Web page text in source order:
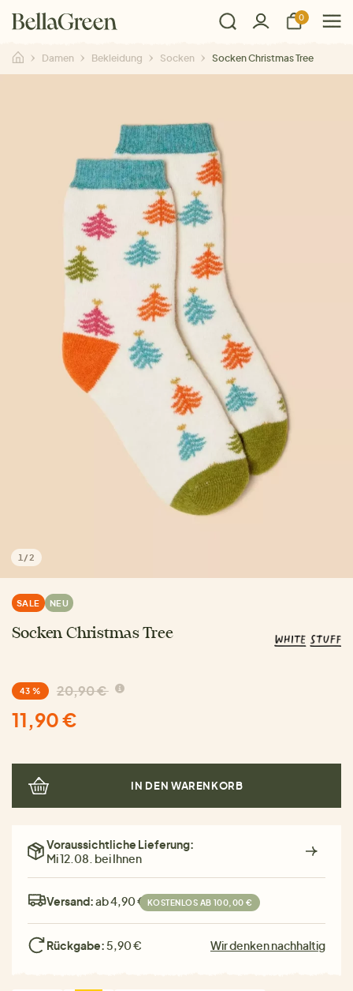
0
Damen Bekleidung Socken Socken Christmas Tree
1 /2
SALE NEU
Socken Christmas Tree
43 % 20,90 €
11,90 €
IN DEN WARENKORB
Voraussichtliche Lieferung:
Mi 12.08. bei Ihnen
Versand:ab 4,90 € KOSTENLOS AB 100,00 €
Rückgabe: 5,90 € Wir denken nachhaltig